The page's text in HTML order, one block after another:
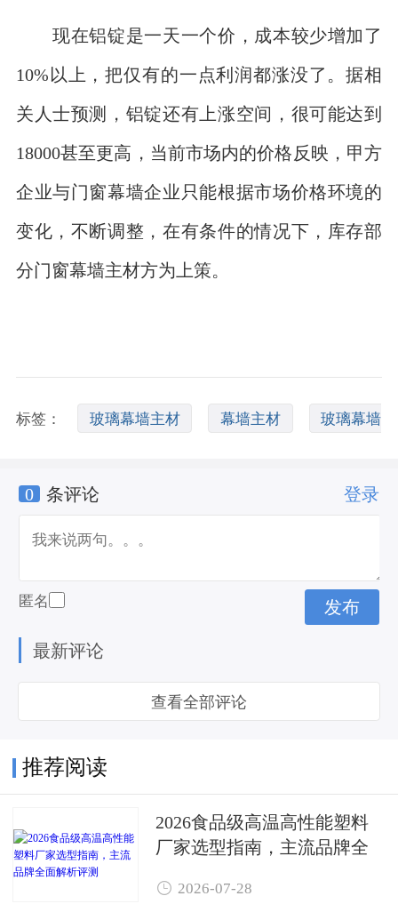
现在铝锭是一天一个价，成本较少增加了
10%以上，把仅有的一点利润都涨没了。据相
关人士预测，铝锭还有上涨空间，很可能达到
18000甚至更高，当前市场内的价格反映，甲方
企业与门窗幕墙企业只能根据市场价格环境的
变化，不断调整，在有条件的情况下，库存部
分门窗幕墙主材方为上策。
标签： 玻璃幕墙主材 幕墙主材 玻璃幕墙
铝材
0 条评论 登录
匿名
最新评论
查看全部评论
推荐阅读
2026食品级高温高性能塑料
厂家选型指南，主流品牌全
 2026-07-28